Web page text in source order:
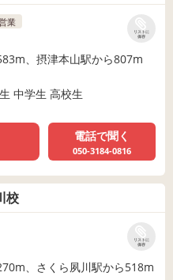
リストに
保存
業
、摂津本山駅から807m
中学生 高校生
電話で聞く
050-3184-0816
校
リストに
保存
、さくら夙川駅から518m